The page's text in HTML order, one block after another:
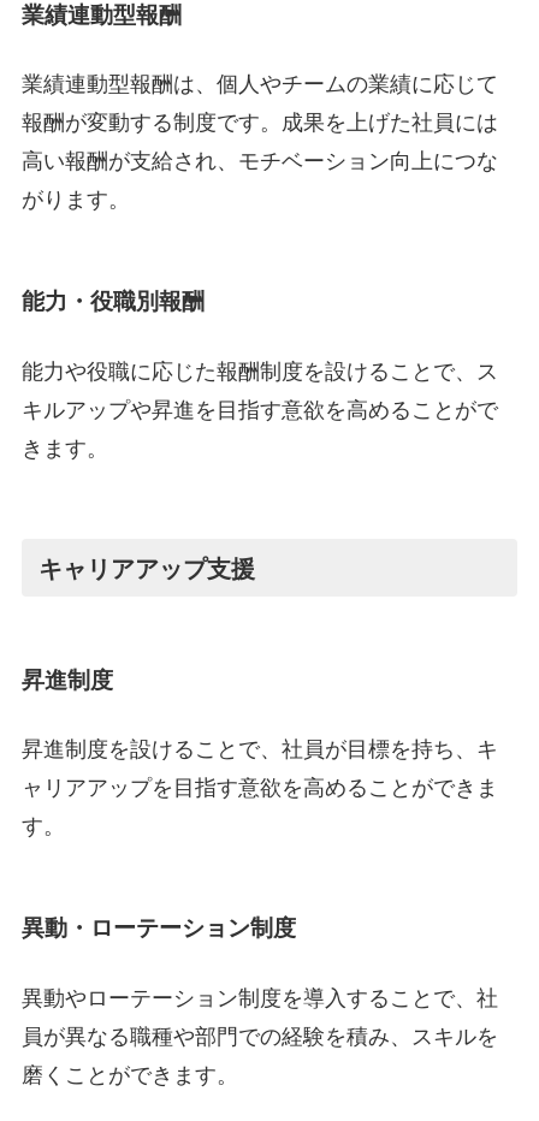
業績連動型報酬
業績連動型報酬は、個人やチームの業績に応じて
報酬が変動する制度です。成果を上げた社員には
高い報酬が支給され、モチベーション向上につな
がります。
能力・役職別報酬
能力や役職に応じた報酬制度を設けることで、ス
キルアップや昇進を目指す意欲を高めることがで
きます。
キャリアアップ支援
昇進制度
昇進制度を設けることで、社員が目標を持ち、キ
ャリアアップを目指す意欲を高めることができま
す。
異動・ローテーション制度
異動やローテーション制度を導入することで、社
員が異なる職種や部門での経験を積み、スキルを
磨くことができます。